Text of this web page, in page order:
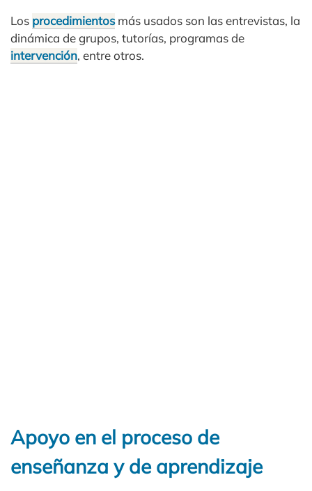
Los procedimientosmás usados son las entrevistas, la
dinámica de grupos, tutorías, programas de
intervención, entre otros.
Apoyo en el proceso de
enseñanza y de aprendizaje